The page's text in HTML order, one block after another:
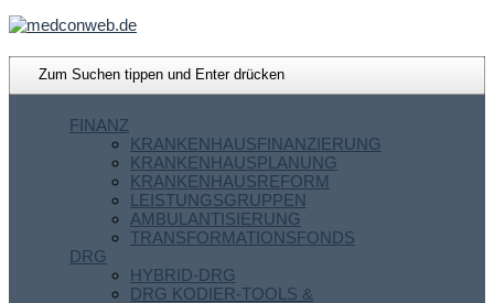
FINANZ
KRANKENHAUSFINANZIERUNG
KRANKENHAUSPLANUNG
KRANKENHAUSREFORM
LEISTUNGSGRUPPEN
AMBULANTISIERUNG
TRANSFORMATIONSFONDS
DRG
HYBRID-DRG
DRG KODIER-TOOLS &